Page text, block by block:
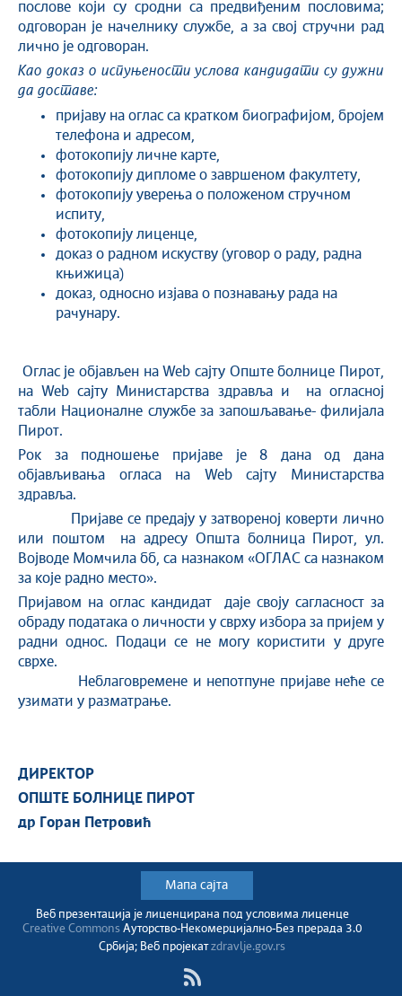
послове који су сродни са предвиђеним пословима;
одговоран је начелнику службе, а за свој стручни рад
лично је одговоран.
Као доказ о испуњености услова кандидати су дужни
да доставе:
пријаву на оглас са кратком биографијом, бројем
телефона и адресом,
фотокопију личне карте,
фотокопију дипломе о завршеном факултету,
фотокопију уверења о положеном стручном
испиту,
фотокопију лиценце,
доказ о радном искуству (уговор о раду, радна
књижица)
доказ, односно изјава о познавању рада на
рачунару.
Оглас је објављен на Web сајту Опште болнице Пирот,
на Web сајту Министарства здравља и на огласној
табли Националне службе за запошљавање- филијала
Пирот.
Рок за подношење пријаве је 8 дана од дана
објављивања огласа на Web сајту Министарства
здравља.
Пријаве се предају у затвореној коверти лично
или поштом на адресу Општа болница Пирот, ул.
Војводе Момчила бб, са назнаком «ОГЛАС са назнаком
за које радно место».
Пријавом на оглас кандидат даје своју сагласност за
обраду података о личности у сврху избора за пријем у
радни однос. Подаци се не могу користити у друге
сврхе.
Неблаговремене и непотпуне пријаве неће се
узимати у разматрање.
ДИРЕКТОР
ОПШТЕ БОЛНИЦЕ ПИРОТ
др Горан Петровић
Мапа сајта
Веб презентација jе лиценциранa под условима лиценце
Creative CommonsАуторство-Некомерцијално-Без прерада 3.0
Србија; Веб пројекатzdravlje.gov.rs